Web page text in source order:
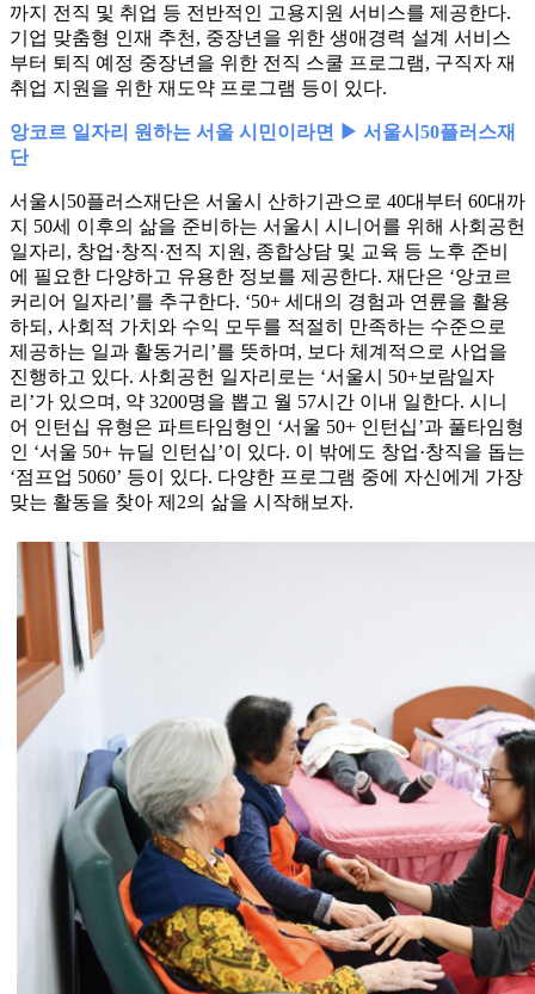
까지 전직 및 취업 등 전반적인 고용지원 서비스를 제공한다.
기업 맞춤형 인재 추천, 중장년을 위한 생애경력 설계 서비스
부터 퇴직 예정 중장년을 위한 전직 스쿨 프로그램, 구직자 재
취업 지원을 위한 재도약 프로그램 등이 있다.
앙코르 일자리 원하는 서울 시민이라면 ▶ 서울시50플러스재
단
서울시50플러스재단은 서울시 산하기관으로 40대부터 60대까
지 50세 이후의 삶을 준비하는 서울시 시니어를 위해 사회공헌
일자리, 창업·창직·전직 지원, 종합상담 및 교육 등 노후 준비
에 필요한 다양하고 유용한 정보를 제공한다. 재단은 ‘앙코르
커리어 일자리’를 추구한다. ‘50+ 세대의 경험과 연륜을 활용
하되, 사회적 가치와 수익 모두를 적절히 만족하는 수준으로
제공하는 일과 활동거리’를 뜻하며, 보다 체계적으로 사업을
진행하고 있다. 사회공헌 일자리로는 ‘서울시 50+보람일자
리’가 있으며, 약 3200명을 뽑고 월 57시간 이내 일한다. 시니
어 인턴십 유형은 파트타임형인 ‘서울 50+ 인턴십’과 풀타임형
인 ‘서울 50+ 뉴딜 인턴십’이 있다. 이 밖에도 창업·창직을 돕는
‘점프업 5060’ 등이 있다. 다양한 프로그램 중에 자신에게 가장
맞는 활동을 찾아 제2의 삶을 시작해보자.